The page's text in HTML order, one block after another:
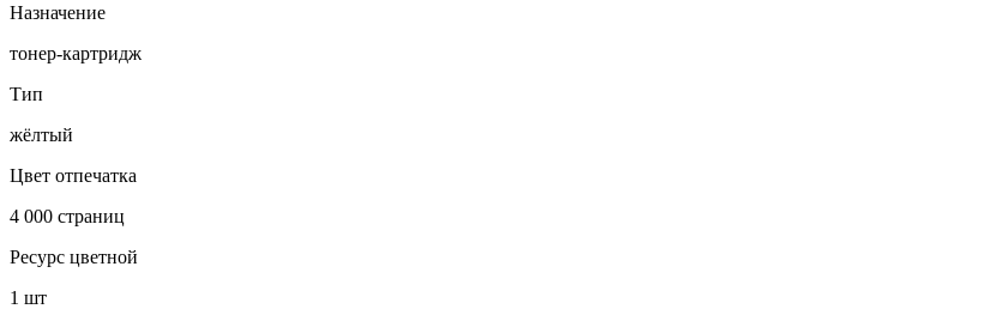
Назначение
тонер-картридж
Тип
жёлтый
Цвет отпечатка
4 000 страниц
Ресурс цветной
1 шт